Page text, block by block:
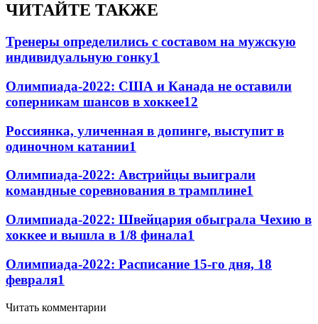
ЧИТАЙТЕ ТАКЖЕ
Тренеры определились с составом на мужскую
индивидуальную гонку1
Олимпиада-2022: США и Канада не оставили
соперникам шансов в хоккее12
Россиянка, уличенная в допинге, выступит в
одиночном катании1
Олимпиада-2022: Австрийцы выиграли
командные соревнования в трамплине1
Олимпиада-2022: Швейцария обыграла Чехию в
хоккее и вышла в 1/8 финала1
Олимпиада-2022: Расписание 15-го дня, 18
февраля1
Читать комментарии